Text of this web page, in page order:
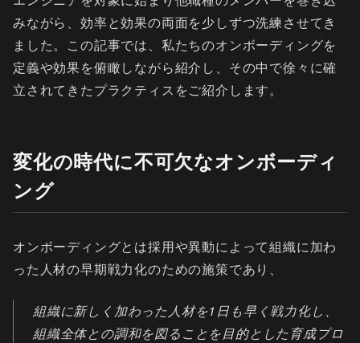
みながら、効率と効果の両面を少しずつ洗練させてき
ました。この記事では、私たちのオンボーディングを
定義や効果を俯瞰しながら紹介し、その中で徐々に確
立されてきたプラクティスをご紹介します。
変化の時代に不可欠なオンボーディ
ング
オンボーディングとは採用や異動によって組織に加わ
った人材の早期戦力化のための施策であり、
組織に新しく加わった人材を1日も早く戦力化し、
組織全体との調和を図ることを目的とした育成プロ